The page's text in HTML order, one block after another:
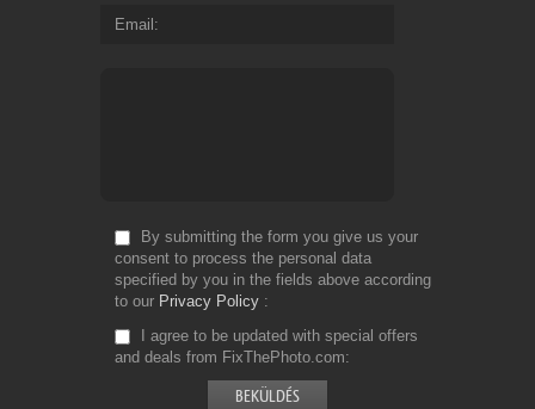
Email
By submitting the form you give us your
consent to process the personal data
specified by you in the fields above according
to our Privacy Policy
I agree to be updated with special offers
and deals from FixThePhoto.com